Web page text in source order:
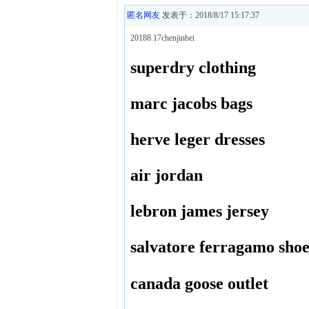
匿名网友 发表于：2018/8/17 15:17:37
20188.17chenjinbei
superdry clothing
marc jacobs bags
herve leger dresses
air jordan
lebron james jersey
salvatore ferragamo
canada goose outlet